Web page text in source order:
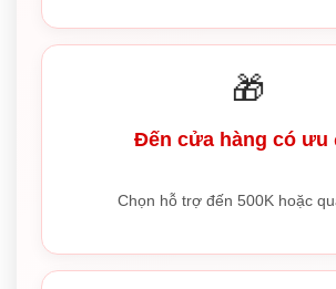
🎁
Đến cửa hàng có ưu
Chọn hỗ trợ đến 500K hoặc